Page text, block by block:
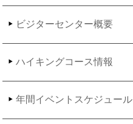
ビジターセンター概要
ハイキングコース情報
年間イベントスケジュール